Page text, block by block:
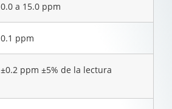
0.0 a 15.0 ppm
0.1 ppm
±0.2 ppm ±5% de la lectura